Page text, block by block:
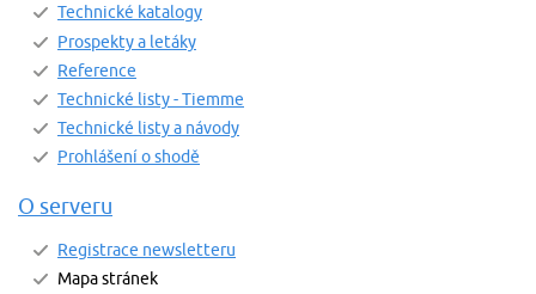
Technické katalogy
Prospekty a letáky
Reference
Technické listy - Tiemme
Technické listy a návody
Prohlášení o shodě
O serveru
Registrace newsletteru
Mapa stránek